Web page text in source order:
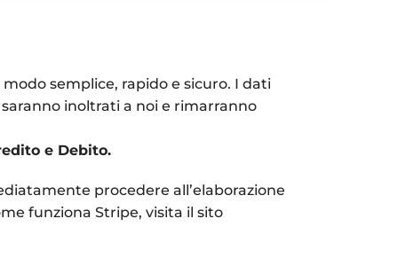
semplice, rapido e sicuro. I dati
inoltrati a noi e rimarranno
e Debito.
procedere all’elaborazione
funziona Stripe, visita il sito